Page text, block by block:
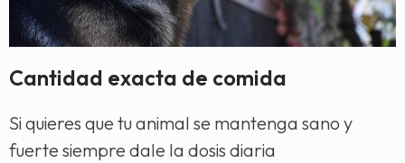
Cantidad exacta de comida
Si quieres que tu animal se mantenga sano y
fuerte siempre dale la dosis diaria